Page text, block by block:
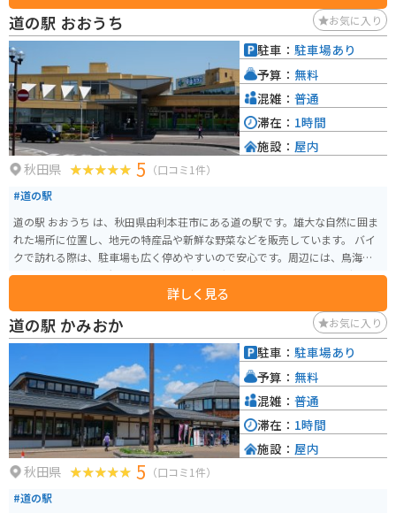
周辺の公園でのピクニックや自然散策、秋には美しい紅葉を楽しむことがで
き、季節ごとに異なる魅力があります。特に、5月から6月中旬にかけては、
水位が高くなることで新緑の水没林が見られ、多くのカメラマンが訪れるス
ポットとなっています。また、周辺にはキャンプ場や自然散策路も整備され
ており、アウトドアを楽しむことができます。アクセスも良好で、田沢湖駅
から車で約30分の距離にあります。
道の駅 おおうち お気に入り
秋田県 5 （口コミ1件）
#道の駅
道の駅 おおうち は、秋田県由利本荘市にある道の駅です。雄大な自然に囲ま
れた場所に位置し、地元の特産品や新鮮な野菜などを販売しています。 バイ
クで訪れる際は、駐車場も広く停めやすいので安心です。周辺には、鳥海ブ
ルーラインなどの景観の良いワインディングロードがあり、ツーリングにも
最適です。道の駅で休憩を取りながら、雄大な景色を楽しむのはいかがでし
ょうか。 由利本荘市は、秋田県南部に位置し、日本海に面した自然豊かな地
域です。特に、鳥海山の麓から湧き出る湧水は「鳥海山麗湧水群」として名
水百選にも選ばれており、道の駅でもその名水を味わうことができます。ま
た、地元で採れた新鮮な野菜や果物、海産物なども販売されており、お土産
にもおすすめです。
詳しく見る
駐車： 駐車場あり
予算： 無料
混雑： 普通
滞在： 1時間
施設： 屋内
道の駅 かみおか お気に入り
秋田県 5 （口コミ1件）
#道の駅
駐車： 駐車場あり
予算： 無料
混雑： 普通
滞在： 1時間
施設： 屋内